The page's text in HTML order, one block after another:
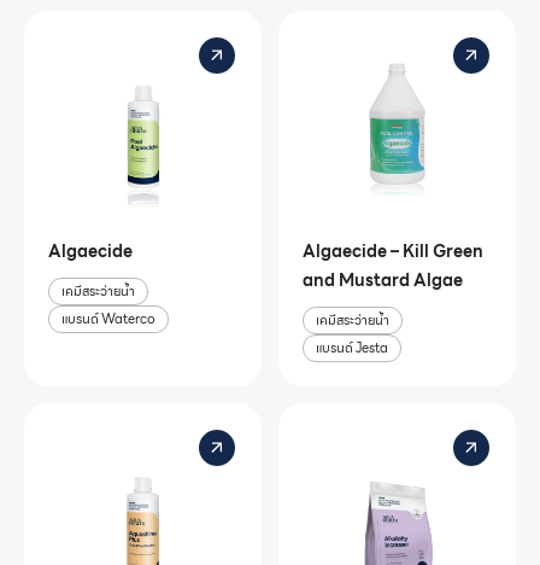
Algaecide
เคมีสระว่ายน้ำ
แบรนด์ Waterco
Algaecide – Kill Green
and Mustard Algae
เคมีสระว่ายน้ำ
แบรนด์ Jesta